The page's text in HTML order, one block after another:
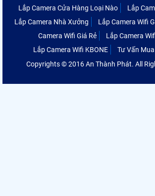
Lắp Camera Cửa Hàng Loại Nào
Lắp
Lắp Camera Nhà Xưởng
Lắp Camera Wifi
Camera Wifi Giá Rẻ
Lắp Camera
Lắp Camera Wifi KBONE
Tư Vấn
Copyrights © 2016 An Thành Phát. All